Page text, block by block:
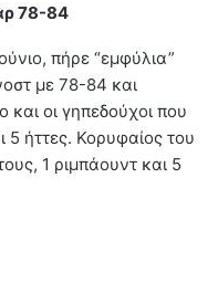
78-84
πήρε “εμφύλια”
με 78-84 και
και οι γηπεδούχοι που
5 ήττες. Κορυφαίος του
1 ριμπάουντ και 5